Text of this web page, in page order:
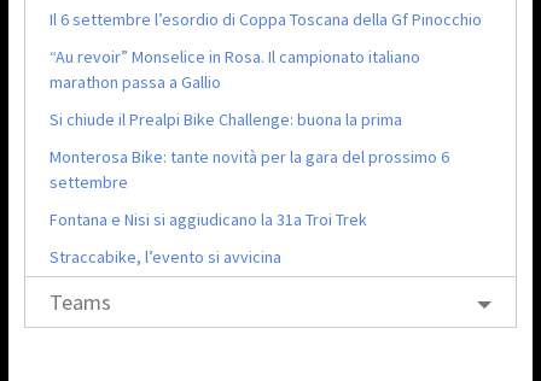
Il 6 settembre l’esordio di Coppa Toscana della Gf Pinocchio
“Au revoir” Monselice in Rosa. Il campionato italiano
marathon passa a Gallio
Si chiude il Prealpi Bike Challenge: buona la prima
Monterosa Bike: tante novità per la gara del prossimo 6
settembre
Fontana e Nisi si aggiudicano la 31a Troi Trek
Straccabike, l’evento si avvicina
Teams